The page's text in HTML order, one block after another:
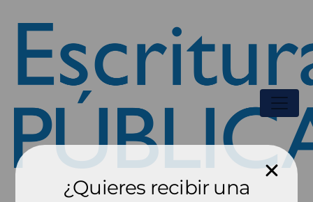
¿Quieres recibir una